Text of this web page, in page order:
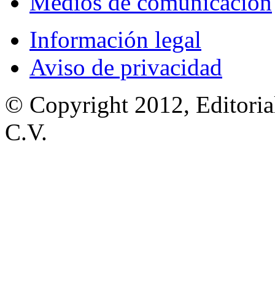
Información legal
Aviso de privacidad
© Copyright 2012,
C.V.